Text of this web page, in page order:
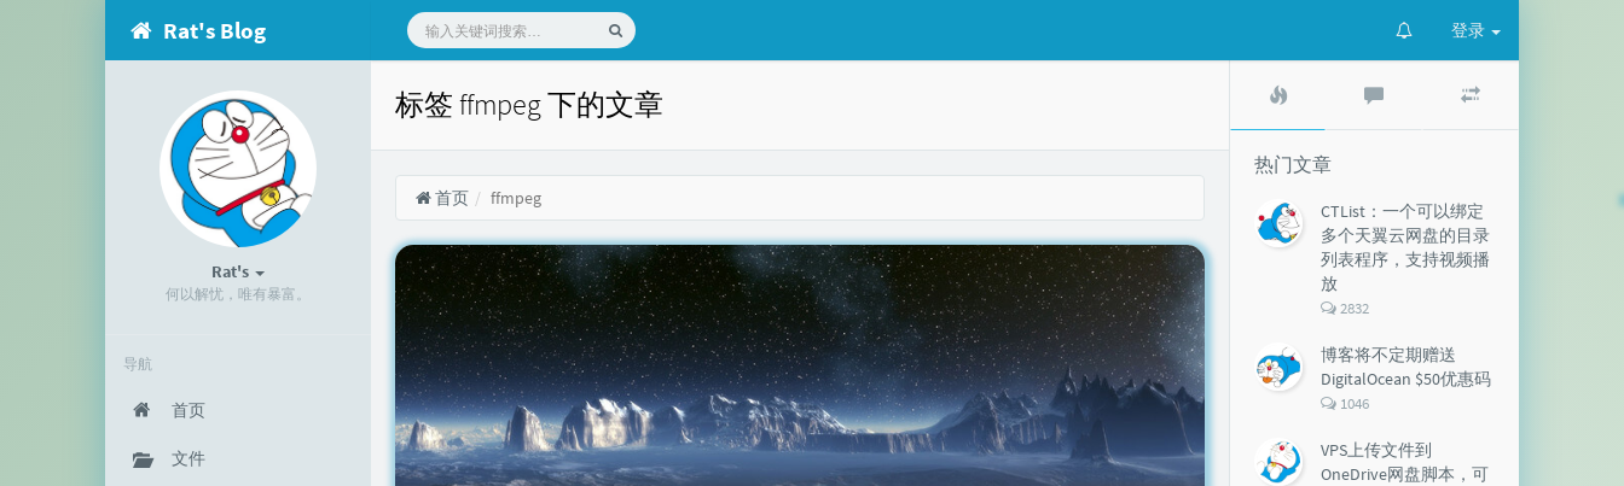
Rat's Blog 登录
Rat's
何以解忧，唯有暴富。
导航
首页
文件
标签 ffmpeg 下的文章
首页 ffmpeg
文
章
评
文
热门文章
CTList：一个可以绑定
多个天翼云网盘的目录
列表程序，支持视频播
放
评
数：
2832
博客将不定期赠送
DigitalOcean $50优惠码
评
数：
1046
VPS上传文件到
OneDrive网盘脚本，可